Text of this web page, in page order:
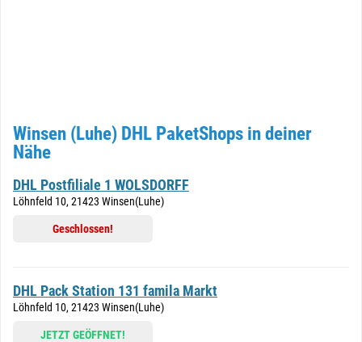
Winsen (Luhe) DHL PaketShops in deiner
Nähe
DHL Postfiliale 1 WOLSDORFF
Löhnfeld 10, 21423 Winsen(Luhe)
Geschlossen!
DHL Pack Station 131 famila Markt
Löhnfeld 10, 21423 Winsen(Luhe)
JETZT GEÖFFNET!